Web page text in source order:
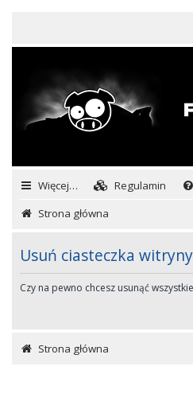
Więcej… Regulamin
Strona główna
Usuń ciasteczka witryny
Czy na pewno chcesz usunąć
Strona główna